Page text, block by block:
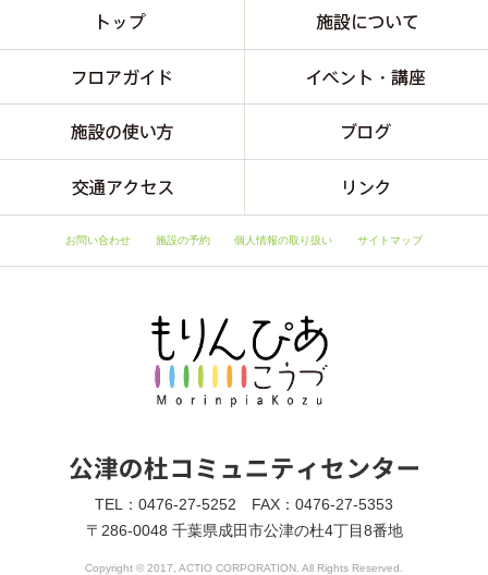
お問い合わせ 施設の予約 個人情報の取り扱い サイトマップ
TEL：0476-27-5252 FAX：0476-27-5353
〒286-0048 千葉県成田市公津の杜4丁目8番地
Copyright © 2017, ACTIO CORPORATION. All Rights Reserved.